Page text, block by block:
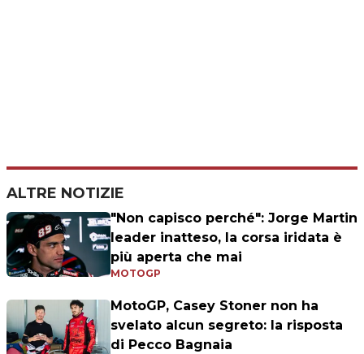
ALTRE NOTIZIE
"Non capisco perché": Jorge Martin
leader inatteso, la corsa iridata è
più aperta che mai
MOTOGP
MotoGP, Casey Stoner non ha
svelato alcun segreto: la risposta
di Pecco Bagnaia